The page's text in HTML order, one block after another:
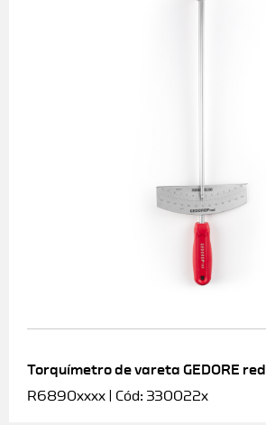
Torquímetro de vareta GEDORE red
R6890xxxx | Cód: 330022x